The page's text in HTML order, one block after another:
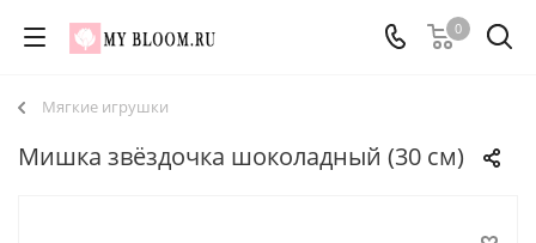
0
Мягкие игрушки
Мишка звёздочка шоколадный (30 см)